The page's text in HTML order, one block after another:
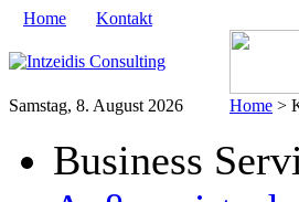
Home Kontakt
Samstag, 8. August 2026 Home >
Business